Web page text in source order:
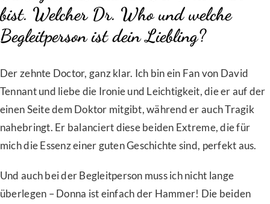
bist. Welcher Dr. Who und welche
Begleitperson ist dein Liebling?
Der zehnte Doctor, ganz klar. Ich bin ein Fan von David
Tennant und liebe die Ironie und Leichtigkeit, die er auf der
einen Seite dem Doktor mitgibt, während er auch Tragik
nahebringt. Er balanciert diese beiden Extreme, die für
mich die Essenz einer guten Geschichte sind, perfekt aus.
Und auch bei der Begleitperson muss ich nicht lange
überlegen – Donna ist einfach der Hammer! Die beiden